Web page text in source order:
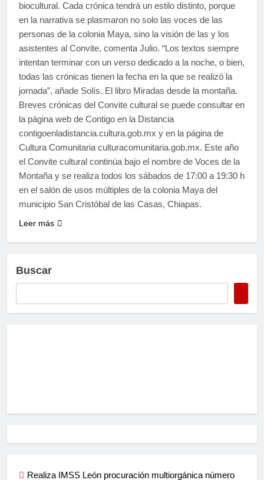
biocultural. Cada crónica tendrá un estilo distinto, porque
en la narrativa se plasmaron no solo las voces de las
personas de la colonia Maya, sino la visión de las y los
asistentes al Convite, comenta Julio. “Los textos siempre
intentan terminar con un verso dedicado a la noche, o bien,
todas las crónicas tienen la fecha en la que se realizó la
jornada”, añade Solís. El libro Miradas desde la montaña.
Breves crónicas del Convite cultural se puede consultar en
la página web de Contigo en la Distancia
contigoenladistancia.cultura.gob.mx y en la página de
Cultura Comunitaria culturacomunitaria.gob.mx. Este año
el Convite cultural continúa bajo el nombre de Voces de la
Montaña y se realiza todos los sábados de 17:00 a 19:30 h
en el salón de usos múltiples de la colonia Maya del
municipio San Cristóbal de las Casas, Chiapas.
Leer más
Buscar
Realiza IMSS León procuración multiorgánica número